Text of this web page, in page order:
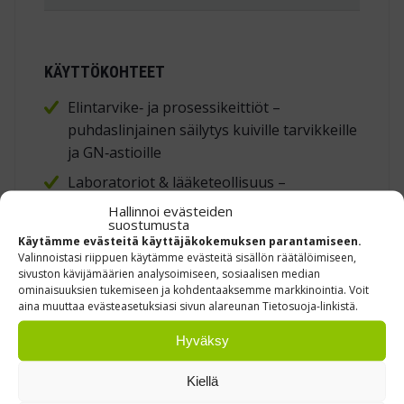
Hallinnoi evästeiden
suostumusta
Käytämme evästeitä käyttäjäkokemuksen parantamiseen.
Valinnoistasi riippuen käytämme evästeitä sisällön räätälöimiseen,
sivuston kävijämäärien analysoimiseen, sosiaalisen median
ominaisuuksien tukemiseen ja kohdentaaksemme markkinointia. Voit
aina muuttaa evästeasetuksiasi sivun alareunan Tietosuoja-linkistä.
Hyväksy
Kiellä
KÄYTTÖKOHTEET
Elintarvike‑ ja prosessikeittiöt –
puhdaslinjainen säilytys kuiville tarvikkeille
ja GN‑astioille
Laboratoriot & lääketeollisuus –
kemikaaleja kestävät haponkestävät ovet
Pakkaus‑ ja logistiikkapöydät – liukuovet
eivät vie lattiatilaa tiukoissa käytävissä
Autoverstaat & huoltopöydät – rasva‑ ja
öljyroiskeita kestävä RST‑runko
RST‑kaappimoduuli tarjoaa hygienisen,
modulaarisen ja helposti puhdistettavan